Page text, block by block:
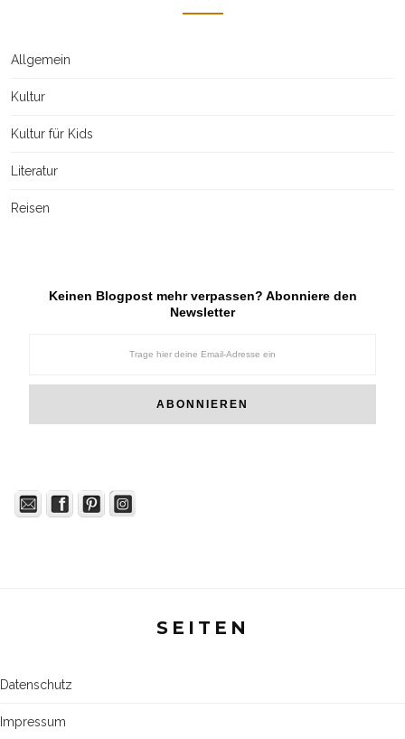
Allgemein
Kultur
Kultur für Kids
Literatur
Reisen
Keinen Blogpost mehr verpassen? Abonniere den
Newsletter
SEITEN
Datenschutz
Impressum